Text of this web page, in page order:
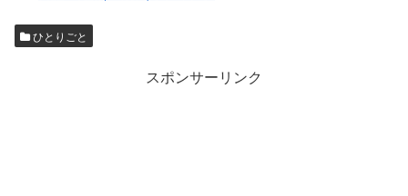
ひとりごと
スポンサーリンク